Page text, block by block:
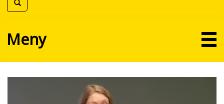
Meny